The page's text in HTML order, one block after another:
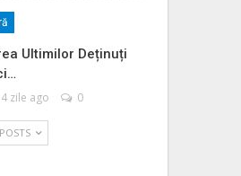
Ultimilor Deținuți
4 zile ago 0